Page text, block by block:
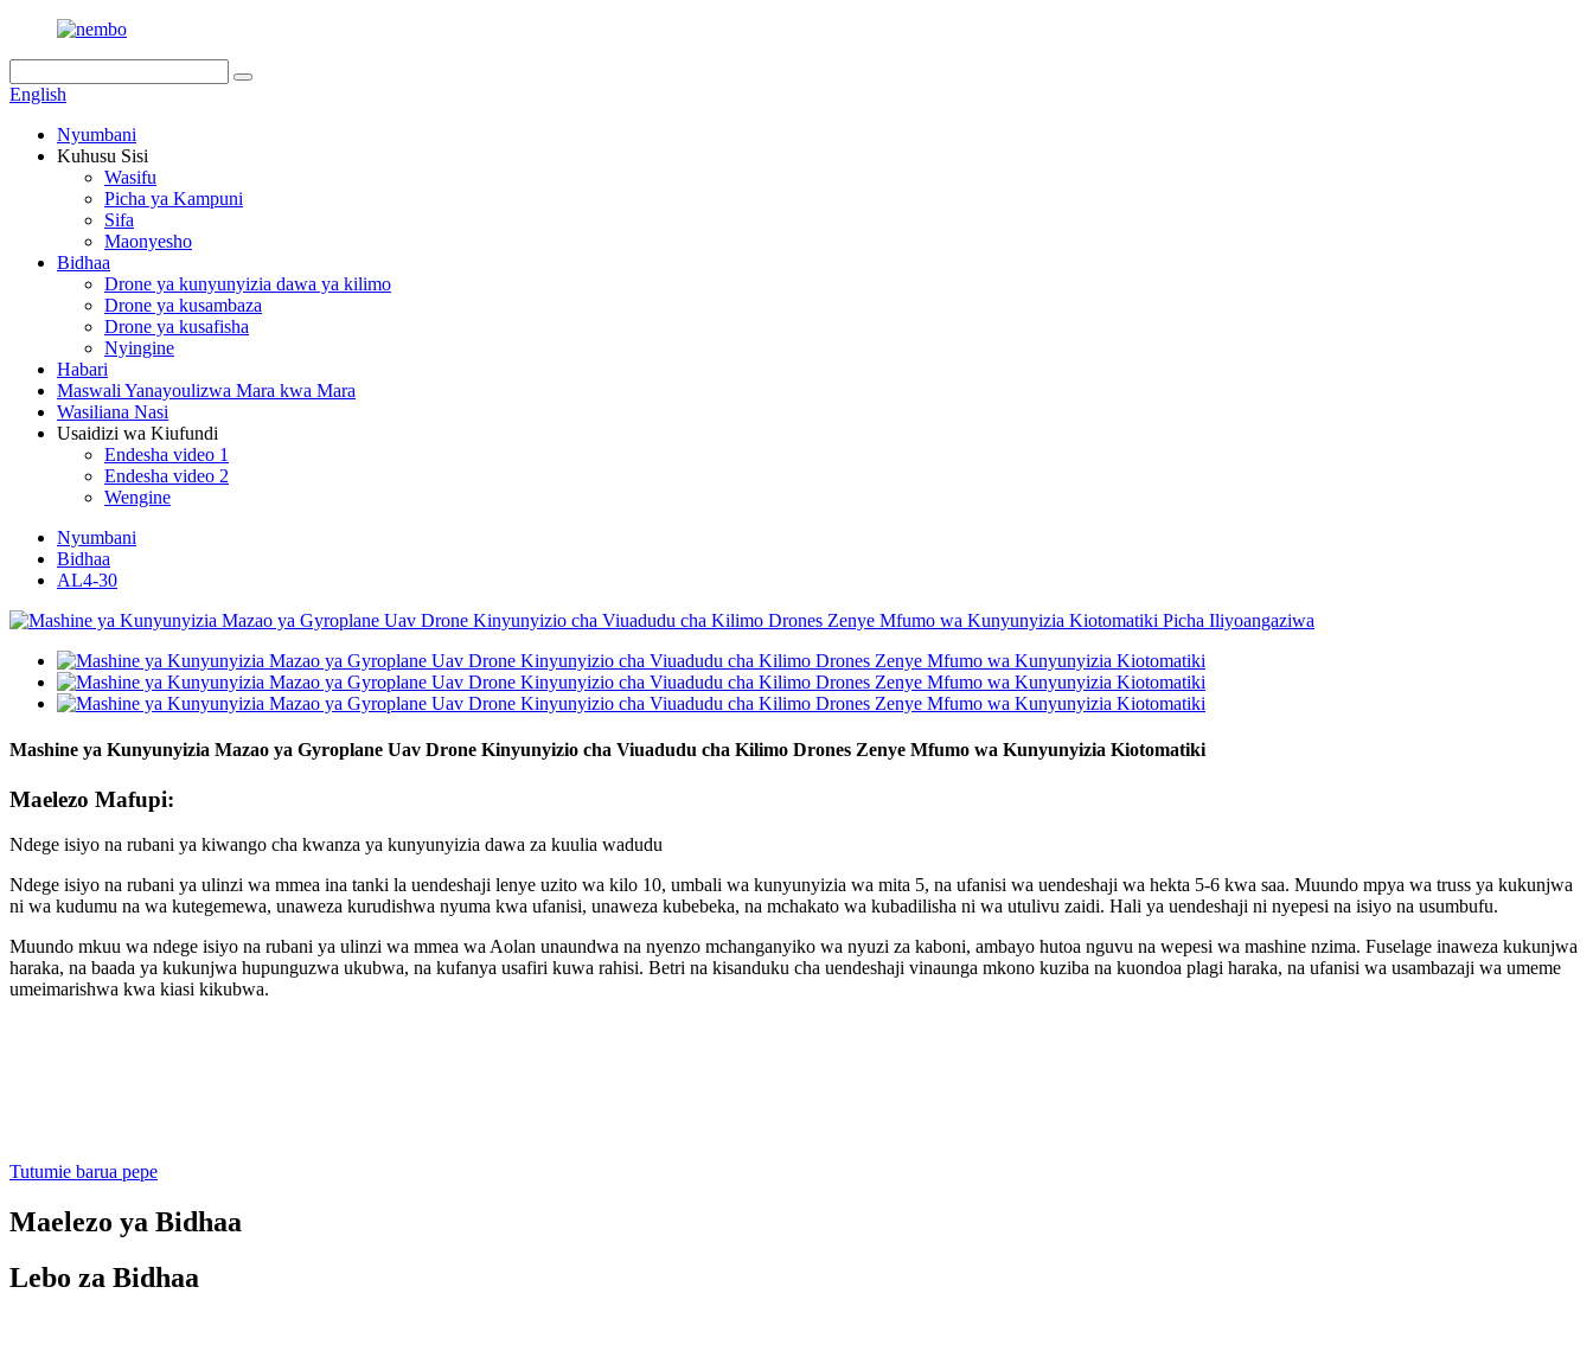
English
Nyumbani
Kuhusu Sisi
Wasifu
Picha ya Kampuni
Sifa
Maonyesho
Bidhaa
Drone ya kunyunyizia dawa ya kilimo
Drone ya kusambaza
Drone ya kusafisha
Nyingine
Habari
Maswali Yanayoulizwa Mara kwa Mara
Wasiliana Nasi
Usaidizi wa Kiufundi
Endesha video 1
Endesha video 2
Wengine
Nyumbani
Bidhaa
AL4-30
Mashine ya Kunyunyizia Mazao ya Gyroplane Uav Drone Kinyunyizio cha Viuadudu cha Kilimo Drones Zenye Mfumo wa Kunyunyizia Kiotomatiki
Maelezo Mafupi:
Ndege isiyo na rubani ya kiwango cha kwanza ya kunyunyizia dawa za kuulia wadudu
Ndege isiyo na rubani ya ulinzi wa mmea ina tanki la uendeshaji lenye uzito wa kilo 10, umbali wa kunyunyizia wa mita 5, na ufanisi wa uendeshaji wa hekta 5-6 kwa saa. Muundo mpya wa truss ya kukunjwa
ni wa kudumu na wa kutegemewa, unaweza kurudishwa nyuma kwa ufanisi, unaweza kubebeka, na mchakato wa kubadilisha ni wa utulivu zaidi. Hali ya uendeshaji ni nyepesi na isiyo na usumbufu.
Muundo mkuu wa ndege isiyo na rubani ya ulinzi wa mmea wa Aolan unaundwa na nyenzo mchanganyiko wa nyuzi za kaboni, ambayo hutoa nguvu na wepesi wa mashine nzima. Fuselage inaweza kukunjwa
haraka, na baada ya kukunjwa hupunguzwa ukubwa, na kufanya usafiri kuwa rahisi. Betri na kisanduku cha uendeshaji vinaunga mkono kuziba na kuondoa plagi haraka, na ufanisi wa usambazaji wa umeme
umeimarishwa kwa kiasi kikubwa.
Tutumie barua pepe
Maelezo ya Bidhaa
Lebo za Bidhaa